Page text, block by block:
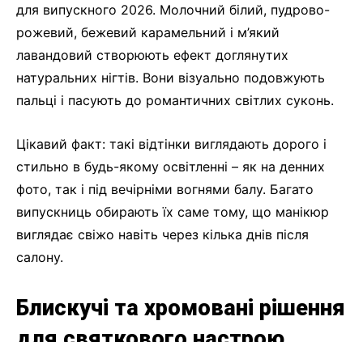
для випускного 2026. Молочний білий, пудрово-
рожевий, бежевий карамельний і м’який
лавандовий створюють ефект доглянутих
натуральних нігтів. Вони візуально подовжують
пальці і пасують до романтичних світлих суконь.
Цікавий факт: такі відтінки виглядають дорого і
стильно в будь-якому освітленні – як на денних
фото, так і під вечірніми вогнями балу. Багато
випускниць обирають їх саме тому, що манікюр
виглядає свіжо навіть через кілька днів після
салону.
Блискучі та хромовані рішення